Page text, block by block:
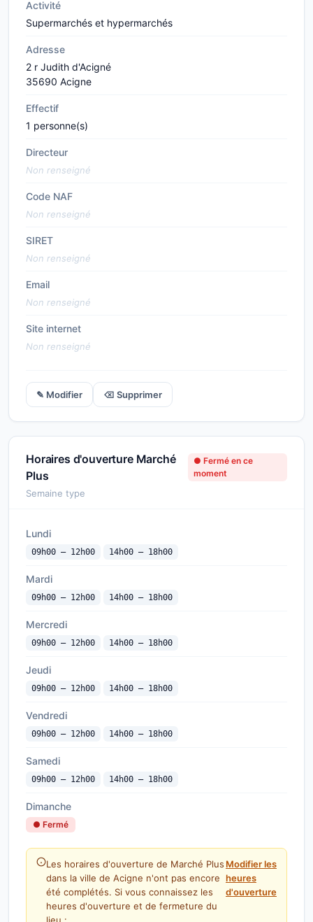
Activité
Supermarchés et hypermarchés
Adresse
2 r Judith d'Acigné
35690 Acigne
Effectif
1 personne(s)
Directeur
Non renseigné
Code NAF
Non renseigné
SIRET
Non renseigné
Email
Non renseigné
Site internet
Non renseigné
✎ Modifier ⌫ Supprimer
Horaires d'ouverture Marché
Plus
● Fermé en ce
moment
Semaine type
Lundi
09h00 — 12h00 14h00 — 18h00
Mardi
09h00 — 12h00 14h00 — 18h00
Mercredi
09h00 — 12h00 14h00 — 18h00
Jeudi
09h00 — 12h00 14h00 — 18h00
Vendredi
09h00 — 12h00 14h00 — 18h00
Samedi
09h00 — 12h00 14h00 — 18h00
Dimanche
● Fermé
Les horaires d'ouverture de Marché Plus
dans la ville de Acigne n'ont pas encore
été complétés. Si vous connaissez les
heures d'ouverture et de fermeture du
Modifier les
heures
d'ouverture